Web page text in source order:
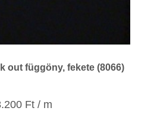
out függöny, fekete (8066)
Ft / m